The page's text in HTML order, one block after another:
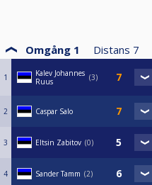
Omgång 1 Distans 7
1
Kalev Johannes
Ruus
3
2 Caspar Salo
3 Eltsin Zabitov 0
4 Sander Tamm 2